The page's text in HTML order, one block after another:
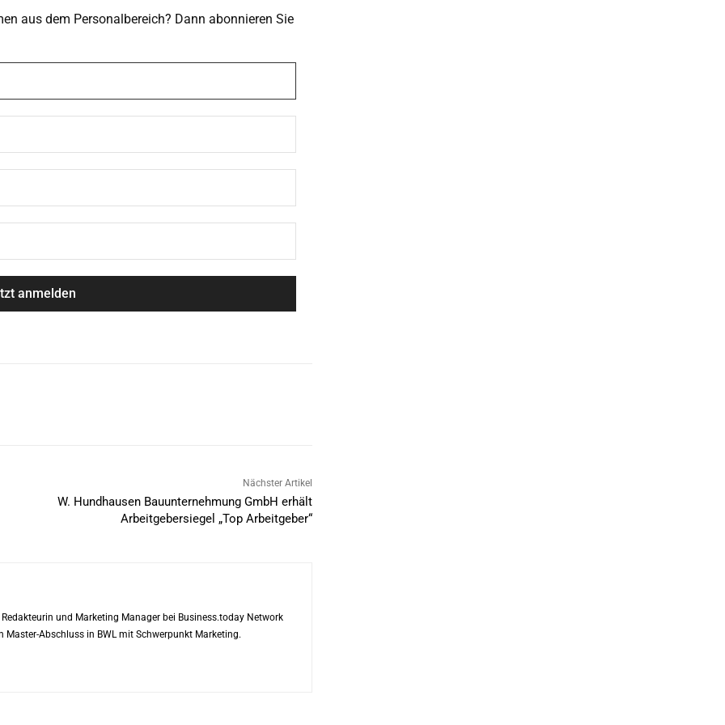
aus dem Personalbereich? Dann abonnieren Sie
Nächster Artikel
W. Hundhausen Bauunternehmung GmbH erhält
Arbeitgebersiegel „Top Arbeitgeber“
und Marketing Manager bei Business.today Network
Master-Abschluss in BWL mit Schwerpunkt Marketing.